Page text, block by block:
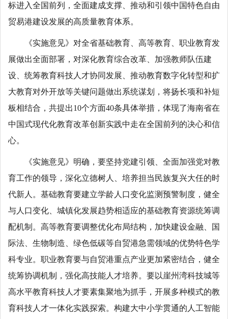
标进入全国前列，全面建成支撑、推动和引领中国特色自由
贸易港建设发展的高质量教育体系。
《实施意见》对全省基础教育、高等教育、职业教育发
展做出全面部署，对深化教育综合改革、加强教师队伍建
设、统筹教育科技人才协同发展、推动教育数字化转型和扩
大教育对外开放等关键问题做出系统谋划，将扬长项和补短
板相结合，共提出10个方面40条具体举措，体现了海南省在
中国式现代化教育改革创新实践中走在全国前列的决心和信
心。
《实施意见》明确，要坚持党建引领、全面加强党对教
育工作的领导，深化立德树人、培养担当民族复兴大任的时
代新人。基础教育要建立学龄人口变化监测预警制度，健全
与人口变化、城镇化发展趋势相适应的基础教育资源统筹调
配机制。高等教育要调整优化布局结构，加快建设金融、国
际法、生物制造、绿色低碳等自贸港急需领域的优势特色学
科专业。职业教育要与自贸港重点产业更加紧密结合，健全
统筹协调机制，强化高技能人才培养。要以崖州湾科技城等
高水平教育科技人才要素集聚地为抓手，开展多种模式的教
育科技人才一体化实践探索。构建大中小学贯通的人工智能